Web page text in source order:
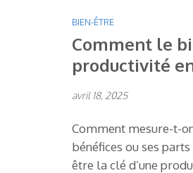
BIEN-ÊTRE
Comment le
productivité
avril 18, 2025
Comment mesure-t-
bénéfices ou ses
être la clé d’une